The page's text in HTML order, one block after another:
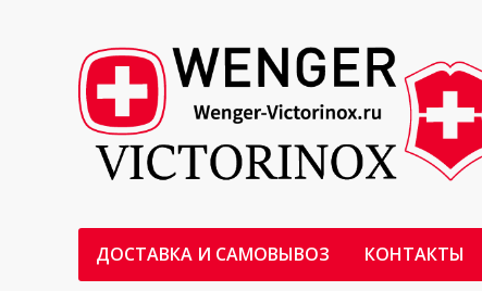
ДОСТАВКА И САМОВЫВОЗ КОНТАКТЫ